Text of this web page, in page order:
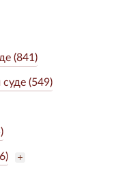
(841)
(549)